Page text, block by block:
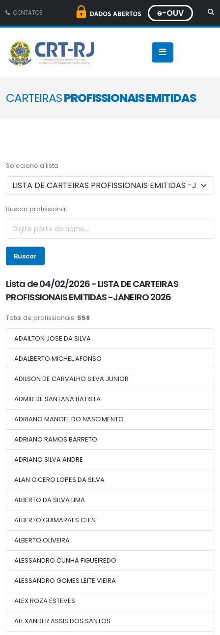
CONTATOS e-OUV
CARTEIRASPROFISSIONAIS EMITIDAS
Selecione a lista
Buscar profissional
Buscar
Lista de 04/02/2026 - LISTA DE CARTEIRAS
PROFISSIONAIS EMITIDAS -JANEIRO 2026
Total de profissionais: 558
ADAILTON JOSE DA SILVA
ADALBERTO MICHEL AFONSO
ADILSON DE CARVALHO SILVA JUNIOR
ADMIR DE SANTANA BATISTA
ADRIANO MANOEL DO NASCIMENTO
ADRIANO RAMOS BARRETO
ADRIANO SILVA ANDRE
ALAN CICERO LOPES DA SILVA
ALBERTO DA SILVA LIMA
ALBERTO GUIMARAES CLEN
ALBERTO OLIVEIRA
ALESSANDRO CUNHA FIGUEIREDO
ALESSANDRO GOMES LEITE VIEIRA
ALEX ROZA ESTEVES
ALEXANDER ASSIS DOS SANTOS